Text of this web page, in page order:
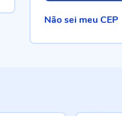
Não sei meu CEP